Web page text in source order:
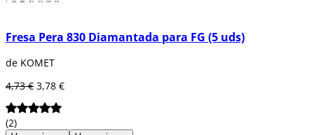
Fresa Pera 830 Diamantada para FG (5 uds)
de KOMET
4,73 € 3,78 €
(2)